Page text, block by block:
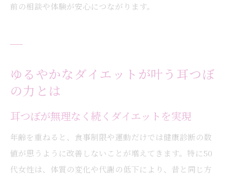
前の相談や体験が安心につながります。
ゆるやかなダイエットが叶う耳つぼ
の力とは
耳つぼが無理なく続くダイエットを実現
年齢を重ねると、食事制限や運動だけでは健康診断の数
値が思うように改善しないことが増えてきます。特に50
代女性は、体質の変化や代謝の低下により、昔と同じ方